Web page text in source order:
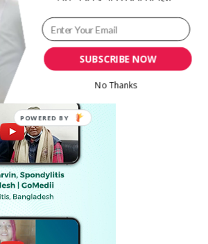
SUBSCRIBE NOW
No Thanks
POWERED BY